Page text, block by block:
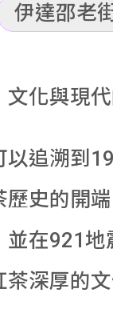
伊達邵老
化與現
追溯到
史的開
並在921
深厚的文